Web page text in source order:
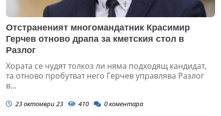
Отстраненият многомандатник Красимир
Герчев отново драпа за кметския стол в
Разлог
Хората се чудят толкоз ли няма подходящ кандидат,
та отново пробутват него Герчев управлява Разлог
в...
23 октомври 23 410 0коментара